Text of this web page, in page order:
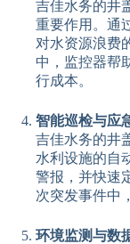
吉佳水务的井
重要作用。通
对水资源浪费
中，监控器帮
行成本。
智能巡检与应
吉佳水务的井
水利设施的自
警报，并快速
次突发事件中
环境监测与数